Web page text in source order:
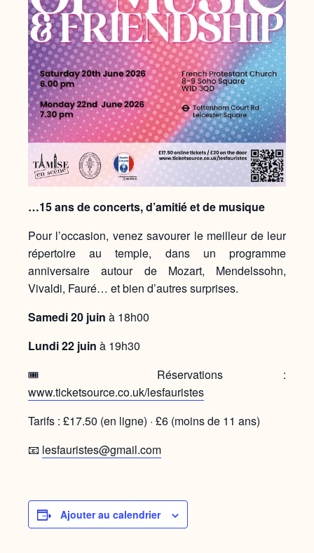
…15 ans de concerts, d’amitié et de musique
Pour l’occasion, venez savourer le meilleur de leur
répertoire au temple, dans un programme
anniversaire autour de Mozart, Mendelssohn,
Vivaldi, Fauré… et bien d’autres surprises.
Samedi 20 juin à 18h00
Lundi 22 juin à 19h30
🎟️ Réservations :
www.ticketsource.co.uk/lesfauristes
Tarifs : £17.50 (en ligne) · £6 (moins de 11 ans)
📧 lesfauristes@gmail.com
Ajouter au calendrier